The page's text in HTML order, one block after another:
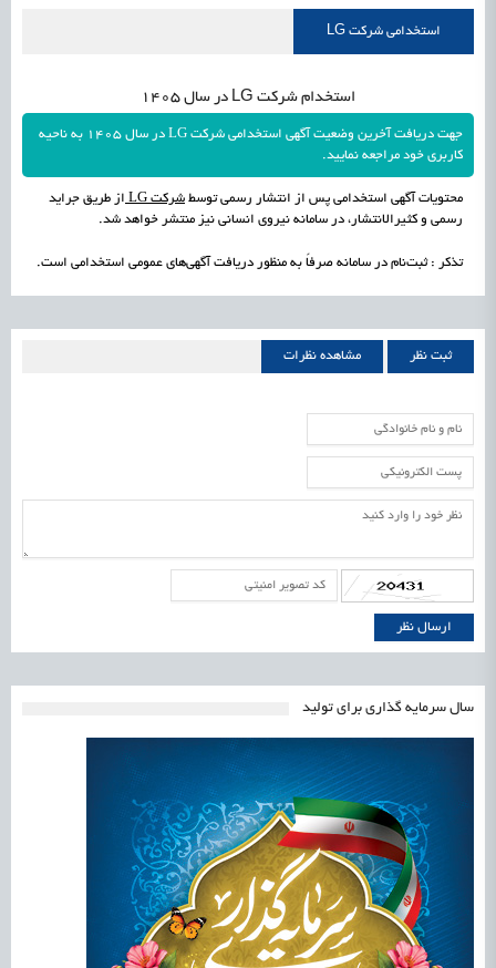
اشتغال و کارآفرینی رسیدن مجوز ایجاد «سندباکس» به نهادهای توسعه‌ای و صنفی استخدامی شرکت LG
استخدام شرکت LG در سال 1405
جهت دریافت آخرین وضعیت آگهی استخدامی شرکت LG در سال 1405 به ناحیه
کاربری خود مراجعه نمایید.
محتویات آگهی استخدامی پس از انتشار رسمی توسط شرکت LG
از طریق جراید
رسمی و کثیرالانتشار، در سامانه نیروی انسانی نیز منتشر خواهد شد.
تذکر : ثبت‌نام در سامانه صرفاً به منظور دریافت آگهی‌های عمومی استخدامی است.
ثبت نظر مشاهده نظرات
سال سرمایه گذاری برای تولید